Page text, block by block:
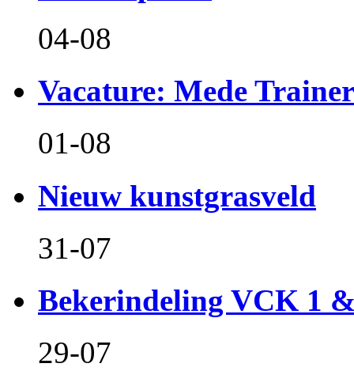
04-08
Vacature: Mede
01-08
Nieuw kunstgrasveld
31-07
Bekerindeling VCK 1
29-07